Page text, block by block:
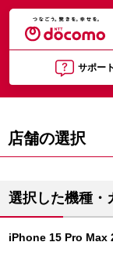
サポート
店舗の選択
選択した機種・
iPhone 15 Pro Max